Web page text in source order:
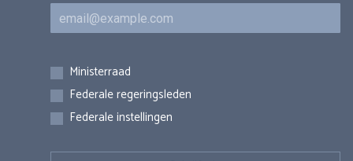
E-mail
Inschrijvingen
Ministerraad
Federale regeringsleden
Federale instellingen